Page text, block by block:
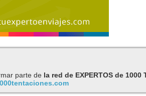
parte de la red de EXPERTOS de 1000